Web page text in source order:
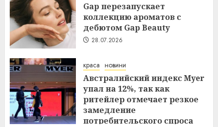
Gap перезапускает
коллекцию ароматов с
дебютом Gap Beauty
28.07.2026
краса новини
Австралийский индекс Myer
упал на 12%, так как
ритейлер отмечает резкое
замедление
потребительского спроса